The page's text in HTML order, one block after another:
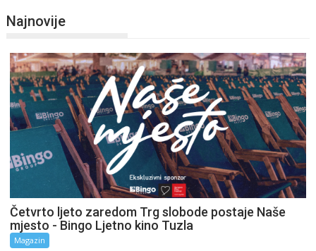
Najnovije
Četvrto ljeto zaredom Trg slobode postaje Naše
mjesto - Bingo Ljetno kino Tuzla
Magazin